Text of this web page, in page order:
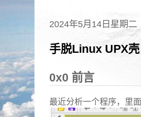
2024年5月14日星期二
手脱Linux UPX壳
0x0 前言
最近分析一个程序，里